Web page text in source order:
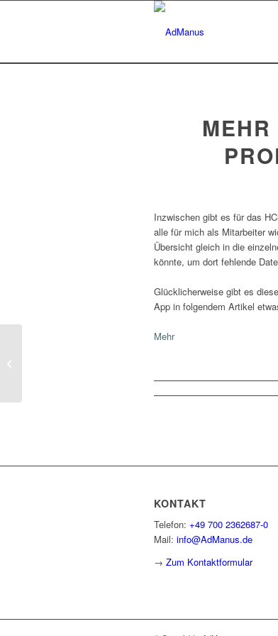
Inzwischen gibt es für das
alle für mich als Mitarbeiter
Übersicht gleich in die
könnte, um dort fehlende
Glücklicherweise gibt es
App in folgendem Artikel
Mehr
KONTAKT
Telefon: +49 700 2362687-0
Mail: info@AdManus.de
→ Zum Kontaktformular